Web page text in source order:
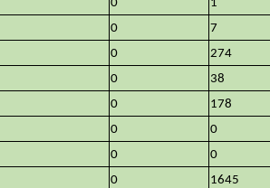
0
1
0
7
0
274
0
38
0
178
0
0
0
0
0
1645